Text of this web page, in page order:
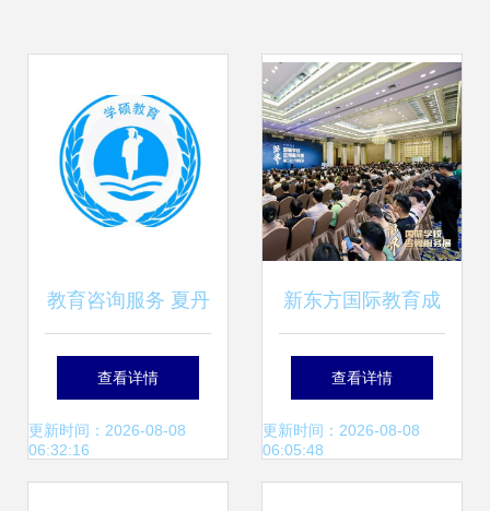
教育咨询服务 夏丹
丹公司的专业实践
与展望
查看详情
更新时间：2026-08-08
06:32:16
新东方国际教育成
功举办2024视界国
际学校咨询服务展·
查看详情
更新时间：2026-08-08
06:05:48